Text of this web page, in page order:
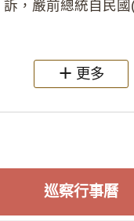
訴，嚴前總統自民
過世後，總統府於
繼續留住
更多
巡察行事曆